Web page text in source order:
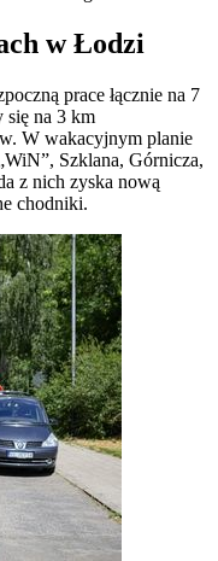
w Łodzi
prace łącznie na 7
się na 3 km
W wakacyjnym planie
Szklana, Górnicza,
z nich zyska nową
chodniki.